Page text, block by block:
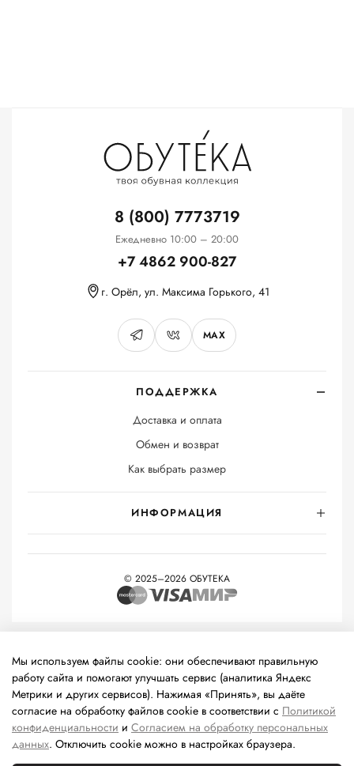
ПОДДЕРЖКА
Доставка и оплата
Обмен и возврат
Как выбрать размер
ИНФОРМАЦИЯ
8 (800) 7773719
Ежедневно 10:00 – 20:00
+7 4862 900-827
г. Орёл, ул. Максима Горького, 41
MAX
© 2025–2026 ОБУТЕКА
технологии
(информационные технологии предоставления
информации на основе сбора, систематизации и анализа
сведений, относящихся к предпочтениям пользователей сети
«Интернет», находящихся на территории Российской
Федерации).
Мы используем файлы cookie: они обеспечивают правильную
работу сайта и помогают улучшать сервис (аналитика Яндекс
Метрики и других сервисов). Нажимая «Принять», вы даёте
согласие на обработку файлов cookie в соответствии с Политикой
конфиденциальности и Согласием на обработку персональных
данных. Отключить cookie можно в настройках браузера.